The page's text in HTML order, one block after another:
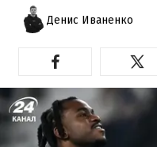
Денис Иваненко